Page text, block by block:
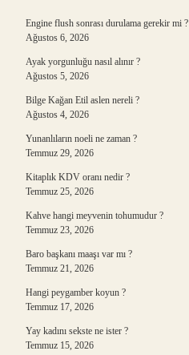
Engine flush sonrası durulama gerekir mi ?
Ağustos 6, 2026
Ayak yorgunluğu nasıl alınır ?
Ağustos 5, 2026
Bilge Kağan Etil aslen nereli ?
Ağustos 4, 2026
Yunanlıların noeli ne zaman ?
Temmuz 29, 2026
Kitaplık KDV oranı nedir ?
Temmuz 25, 2026
Kahve hangi meyvenin tohumudur ?
Temmuz 23, 2026
Baro başkanı maaşı var mı ?
Temmuz 21, 2026
Hangi peygamber koyun ?
Temmuz 17, 2026
Yay kadını sekste ne ister ?
Temmuz 15, 2026